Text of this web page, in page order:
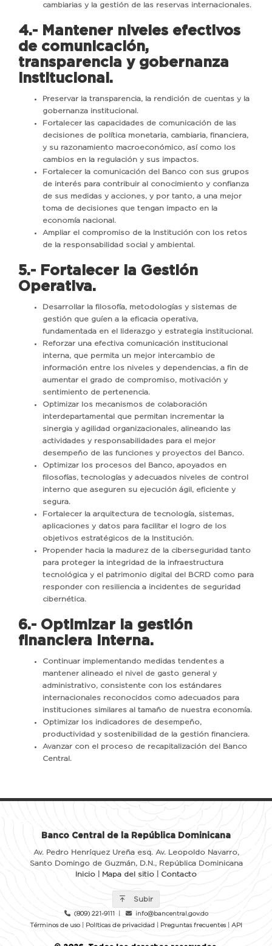
cambiarias y la gestión de las reservas internacionales.
4.- Mantener niveles efectivos
de comunicación,
transparencia y gobernanza
institucional.
Preservar la transparencia, la rendición de cuentas y la
gobernanza institucional.
Fortalecer las capacidades de comunicación de las
decisiones de política monetaria, cambiaria, financiera,
y su razonamiento macroeconómico, así como los
cambios en la regulación y sus impactos.
Fortalecer la comunicación del Banco con sus grupos
de interés para contribuir al conocimiento y confianza
de sus medidas y acciones, y por tanto, a una mejor
toma de decisiones que tengan impacto en la
economía nacional.
Ampliar el compromiso de la Institución con los retos
de la responsabilidad social y ambiental.
5.- Fortalecer la Gestión
Operativa.
Desarrollar la filosofía, metodologías y sistemas de
gestión que guíen a la eficacia operativa,
fundamentada en el liderazgo y estrategia institucional.
Reforzar una efectiva comunicación institucional
interna, que permita un mejor intercambio de
información entre los niveles y dependencias, a fin de
aumentar el grado de compromiso, motivación y
sentimiento de pertenencia.
Optimizar los mecanismos de colaboración
interdepartamental que permitan incrementar la
sinergia y agilidad organizacionales, alineando las
actividades y responsabilidades para el mejor
desempeño de las funciones y proyectos del Banco.
Optimizar los procesos del Banco, apoyados en
filosofías, tecnologías y adecuados niveles de control
interno que aseguren su ejecución ágil, eficiente y
segura.
Fortalecer la arquitectura de tecnología, sistemas,
aplicaciones y datos para facilitar el logro de los
objetivos estratégicos de la Institución.
Propender hacia la madurez de la ciberseguridad tanto
para proteger la integridad de la infraestructura
tecnológica y el patrimonio digital del BCRD como para
responder con resiliencia a incidentes de seguridad
cibernética.
6.- Optimizar la gestión
financiera interna.
Continuar implementando medidas tendentes a
mantener alineado el nivel de gasto general y
administrativo, consistente con los estándares
internacionales reconocidos como adecuados para
instituciones similares al tamaño de nuestra economía.
Optimizar los indicadores de desempeño,
productividad y sostenibilidad de la gestión financiera.
Avanzar con el proceso de recapitalización del Banco
Central.
Banco Central de la República Dominicana
Av. Pedro Henríquez Ureña esq. Av. Leopoldo Navarro,
Santo Domingo de Guzmán, D.N., República Dominicana
Inicio
Mapa del sitio Contacto
Subir
(809) 221-9111
info@bancentral.gov.do
Términos de uso| Políticas de privacidad Preguntas frecuentes| API